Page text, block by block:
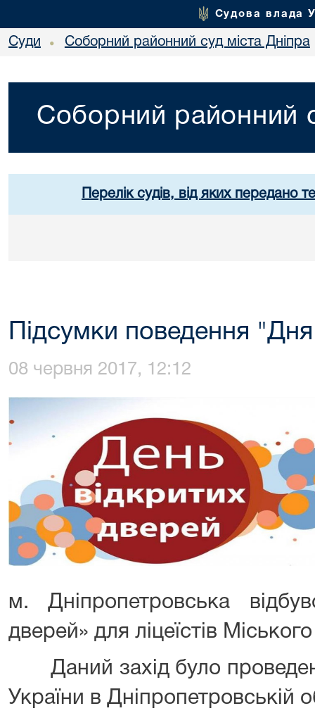
Судова влада
Суди • Соборний районний суд міста Дніпра
Соборний районний
Перелік судів, від яких передано
Підсумки поведення
08 червня 2017, 12:12
м. Дніпропетровська
дверей» для ліцеїстів
Даний захід було
України в Дніпропетровській